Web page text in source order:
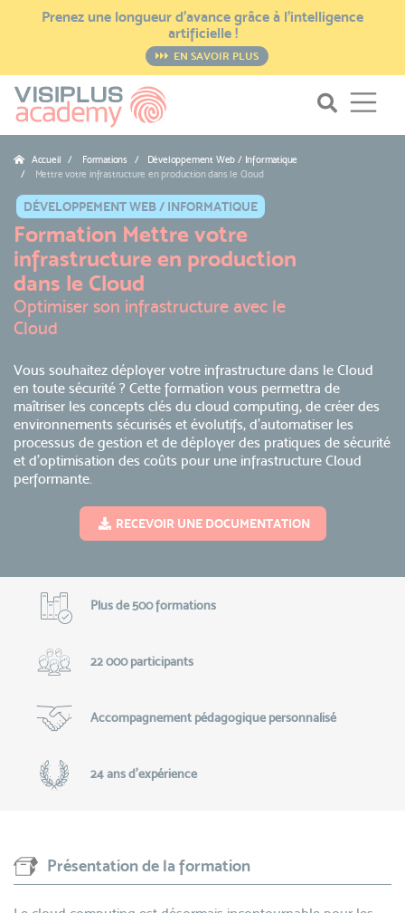
Prenez une longueur d’avance grâce à l’intelligence
artificielle !
EN SAVOIR PLUS
Accueil
Formations / Développement Web / Informatique
Mettre votre infrastructure en production dans le Cloud
DÉVELOPPEMENT WEB / INFORMATIQUE
Formation Mettre votre
infrastructure en production
dans le Cloud
Optimiser son infrastructure avec le
Cloud
Vous souhaitez déployer votre infrastructure dans le Cloud
en toute sécurité ? Cette formation vous permettra de
maîtriser les concepts clés du cloud computing, de créer des
environnements sécurisés et évolutifs, d'automatiser les
processus de gestion et de déployer des pratiques de sécurité
et d’optimisation des coûts pour une infrastructure Cloud
performante.
RECEVOIR UNE DOCUMENTATION
Plus de 500 formations
22 000 participants
Accompagnement pédagogique personnalisé
24 ans d'expérience
Présentation de la formation